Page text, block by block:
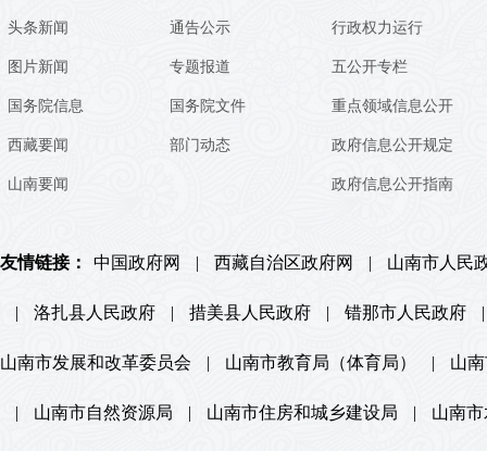
头条新闻
图片新闻
国务院信息
西藏要闻
山南要闻
通告公示
专题报道
国务院文件
部门动态
行政权力运行
五公开专栏
重点领域信息公开
政府信息公开规定
政府信息公开指南
友情链接： 中国政府网 | 西藏自治区政府网 | 山南市人民
| 洛扎县人民政府 | 措美县人民政府 | 错那市人民政府 |
山南市发展和改革委员会 | 山南市教育局（体育局） | 山
| 山南市自然资源局 | 山南市住房和城乡建设局 | 山南